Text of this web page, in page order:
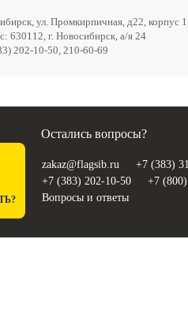
ул. Промкирпичная, д22, корпус
630112, г. Новосибирск, а/я 24
202-10-50, 210-60-69
Остались вопросы?
zakaz@flagsib.ru
+7 (383)
+7 (383) 202-10-50
+7
Вопросы и ответы